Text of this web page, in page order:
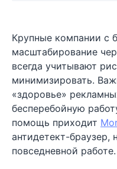
Крупные компании с
масштабирование
всегда учитывают
минимизировать.
«здоровье»
бесперебойную
помощь приходит
антидетект-браузер,
повседневной